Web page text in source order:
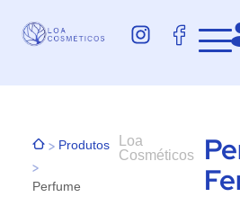
> Produtos
>
Perfume
Loa
Cosméticos